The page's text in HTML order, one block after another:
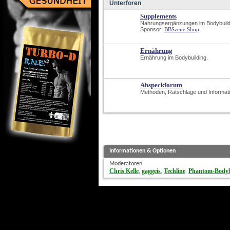
Unterforen
Supplements
Nahrungsergänzungen im
Sponsor: BBSzene Shop
Ernährung
Ernährung im Bodybuilding.
Abspeckforum
Methoden, Ratschläge und
Informationen & Optionen
Moderatoren
Chris Kelle, gaggeis, Techline, Phantom-